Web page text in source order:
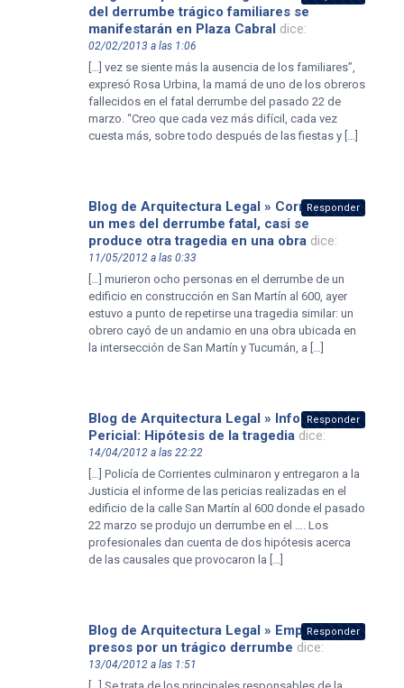
del derrumbe trágico familiares se
manifestarán en Plaza Cabral dice:
02/02/2013 a las 1:06
[…] vez se siente más la ausencia de los familiares”,
expresó Rosa Urbina, la mamá de uno de los obreros
fallecidos en el fatal derrumbe del pasado 22 de
marzo. “Creo que cada vez más difícil, cada vez
cuesta más, sobre todo después de las fiestas y […]
Blog de Arquitectura Legal » Corrientes: A
un mes del derrumbe fatal, casi se
produce otra tragedia en una obra dice:
11/05/2012 a las 0:33
[…] murieron ocho personas en el derrumbe de un
edificio en construcción en San Martín al 600, ayer
estuvo a punto de repetirse una tragedia similar: un
obrero cayó de un andamio en una obra ubicada en
la intersección de San Martín y Tucumán, a […]
Responder
Blog de Arquitectura Legal » Informe
Pericial: Hipótesis de la tragedia dice:
14/04/2012 a las 22:22
[…] Policía de Corrientes culminaron y entregaron a la
Justicia el informe de las pericias realizadas en el
edificio de la calle San Martín al 600 donde el pasado
22 marzo se produjo un derrumbe en el …. Los
profesionales dan cuenta de dos hipótesis acerca
de las causales que provocaron la […]
Responder
Blog de Arquitectura Legal » Empresarios
presos por un trágico derrumbe dice:
13/04/2012 a las 1:51
Responder